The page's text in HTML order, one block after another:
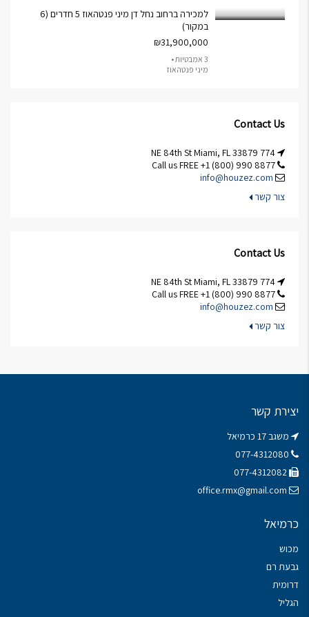
למכירה ברחוב נחל דן מיני פנטהאוז 5 חדרים (6
במקור)
₪31,900,000
3 אמבטיות •
מיני פנטהאוז
Contact Us
info@houzez.com
צור קשר
Contact Us
info@houzez.com
צור קשר
יצירת קשר
משגב 17 כרמיאל
office.rmx@gmail.com
כרמיאל
מכוש
גבעת רם
דרומית
הגליל